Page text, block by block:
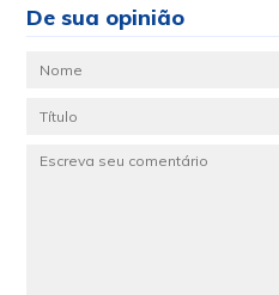
De sua opinião